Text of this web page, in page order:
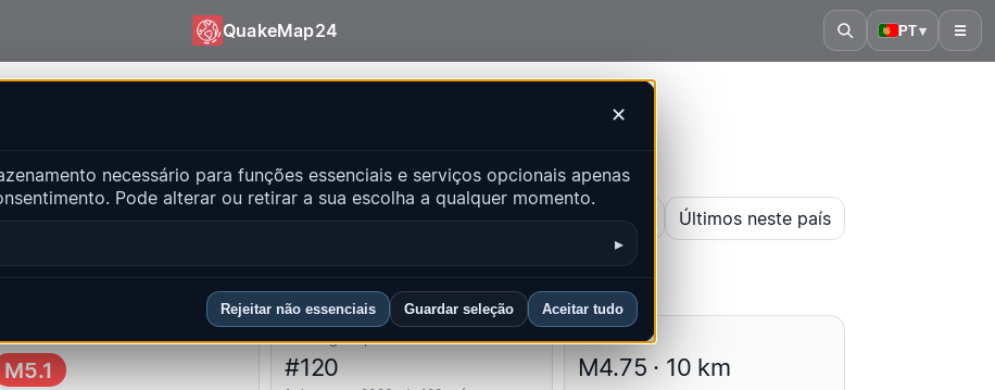
QuakeMap24 PT▾ ☰
✕
necessário para funções essenciais e serviços opcionais apenas
Pode alterar ou retirar a sua escolha a qualquer momento.
▸
Rejeitar não essenciais Guardar seleção Aceitar tudo
Abrir mapa histórico Últimos neste país
forte
M5.1
Ranking do país
#120
Médias
M4.75 · 10 km